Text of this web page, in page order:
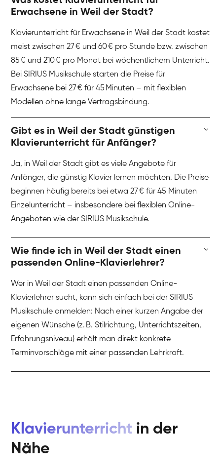
Erwachsene in Weil der Stadt?
Klavierunterricht für Erwachsene in Weil der Stadt kostet
meist zwischen 27 € und 60 € pro Stunde bzw. zwischen
85 € und 210 € pro Monat bei wöchentlichem Unterricht.
Bei SIRIUS Musikschule starten die Preise für
Erwachsene bei 27 € für 45 Minuten – mit flexiblen
Modellen ohne lange Vertragsbindung.
Gibt es in Weil der Stadt günstigen
Klavierunterricht für Anfänger?
Ja, in Weil der Stadt gibt es viele Angebote für
Anfänger, die günstig Klavier lernen möchten. Die Preise
beginnen häufig bereits bei etwa 27 € für 45 Minuten
Einzelunterricht – insbesondere bei flexiblen Online-
Angeboten wie der SIRIUS Musikschule.
Wie finde ich in Weil der Stadt einen
passenden Online-Klavierlehrer?
Wer in Weil der Stadt einen passenden Online-
Klavierlehrer sucht, kann sich einfach bei der SIRIUS
Musikschule anmelden: Nach einer kurzen Angabe der
eigenen Wünsche (z. B. Stilrichtung, Unterrichtszeiten,
Erfahrungsniveau) erhält man direkt konkrete
Terminvorschläge mit einer passenden Lehrkraft.
Klavierunterricht in der
Nähe